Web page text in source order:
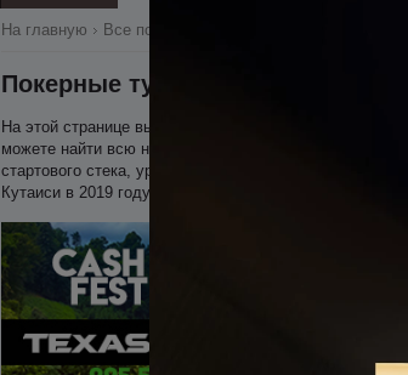
На главную Все покерные клубы
Покерные турниры в Кутаиси
На этой странице вы можете найти все турниры по
можете найти всю необходимую информацию о
стартового стека, уровень блайндов, период
Кутаиси в 2019 году, достаточно добавить эту